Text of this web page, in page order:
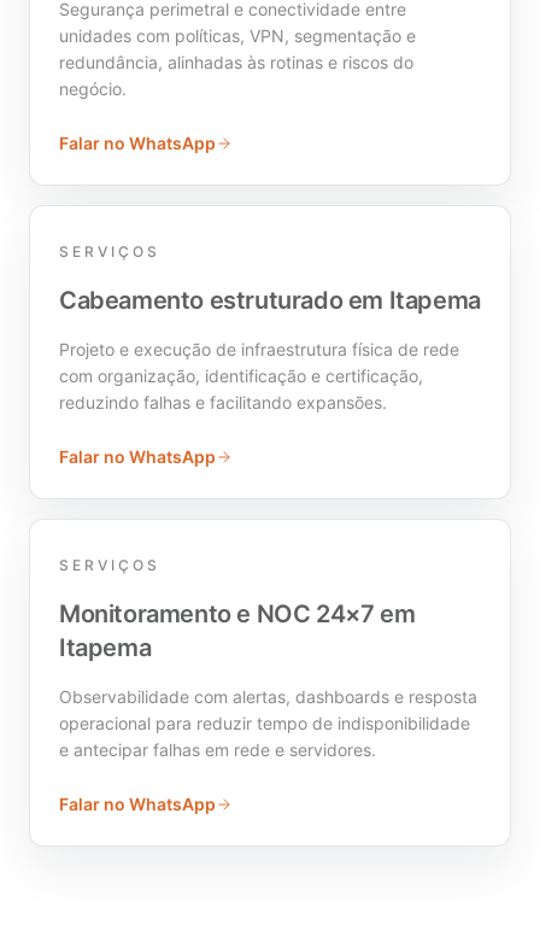
Segurança perimetral e conectividade entre
unidades com políticas, VPN, segmentação e
redundância, alinhadas às rotinas e riscos do
negócio.
Falar no WhatsApp
SERVIÇOS
Cabeamento estruturado em Itapema
Projeto e execução de infraestrutura física de rede
com organização, identificação e certificação,
reduzindo falhas e facilitando expansões.
Falar no WhatsApp
SERVIÇOS
Monitoramento e NOC 24×7 em
Itapema
Observabilidade com alertas, dashboards e resposta
operacional para reduzir tempo de indisponibilidade
e antecipar falhas em rede e servidores.
Falar no WhatsApp